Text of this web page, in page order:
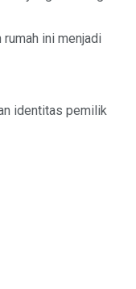
ini menjadi
identitas pemilik